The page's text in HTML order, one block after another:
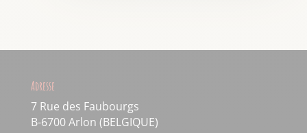
Adresse
7 Rue des Faubourgs
B-6700 Arlon (BELGIQUE)